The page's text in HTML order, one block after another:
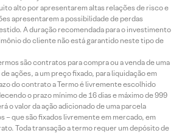
alto por apresentarem altas relações de risco e
apresentarem a possibilidade de perdas
A duração recomendada para o investimento
do cliente não está garantido neste tipo de
são contratos para compra ou a venda de uma
ações, a um preço fixado, para liquidação em
do contrato a Termo é livremente escolhido
o prazo mínimo de 16 dias e máximo de 999
o valor da ação adicionado de uma parcela
– que são fixados livremente em mercado, em
Toda transação a termo requer um depósito de